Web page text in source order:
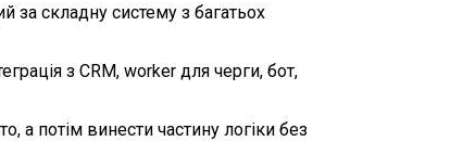
за складну систему з багатьох
з CRM, worker для черги, бот,
а потім винести частину логіки без